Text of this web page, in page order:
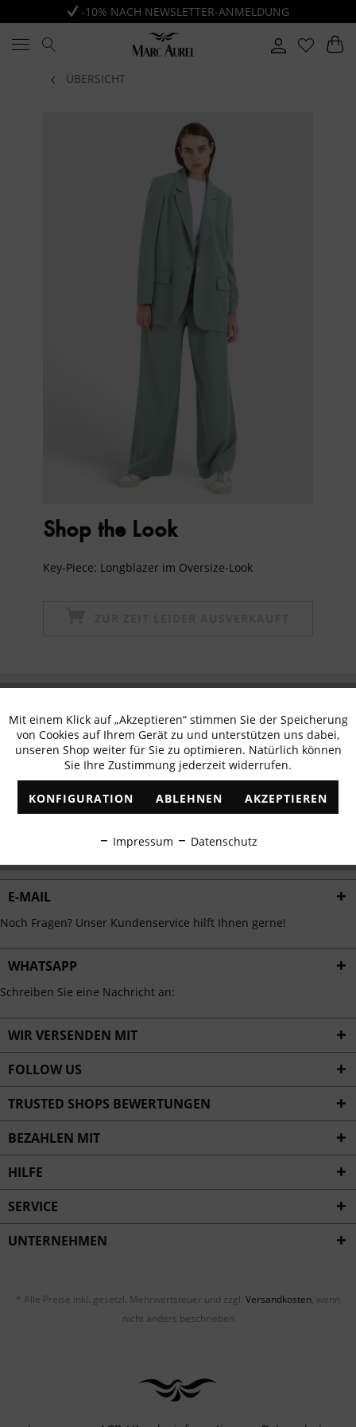
-10% NACH NEWSLETTER-ANMELDUNG
ÜBERSICHT
Shop the Look
Key-Piece: Longblazer im Oversize-Look
erhalten
✓ Exklusive Angebote ✓ Die aktuellsten Trends
E-MAIL
Noch Fragen? Unser Kundenservice hilft Ihnen gerne!
WHATSAPP
Schreiben Sie eine Nachricht an:
WIR VERSENDEN MIT
FOLLOW US
TRUSTED SHOPS BEWERTUNGEN
BEZAHLEN MIT
HILFE
SERVICE
UNTERNEHMEN
* Alle Preise inkl. gesetzl. Mehrwertsteuer und zzgl. Versandkosten, wenn
nicht anders beschrieben
Funktionale Aktiv
Marketing Inaktiv
Tracking Inaktiv
Personalisierung Inaktiv
Service
Mit einem Klick auf „Akzeptieren“ stimmen Sie der Speicherung
von Cookies auf Ihrem Gerät zu und unterstützen uns dabei,
unseren Shop weiter für Sie zu optimieren. Natürlich können
Sie Ihre Zustimmung jederzeit widerrufen.
KONFIGURATION ABLEHNEN AKZEPTIEREN
Impressum Datenschutz